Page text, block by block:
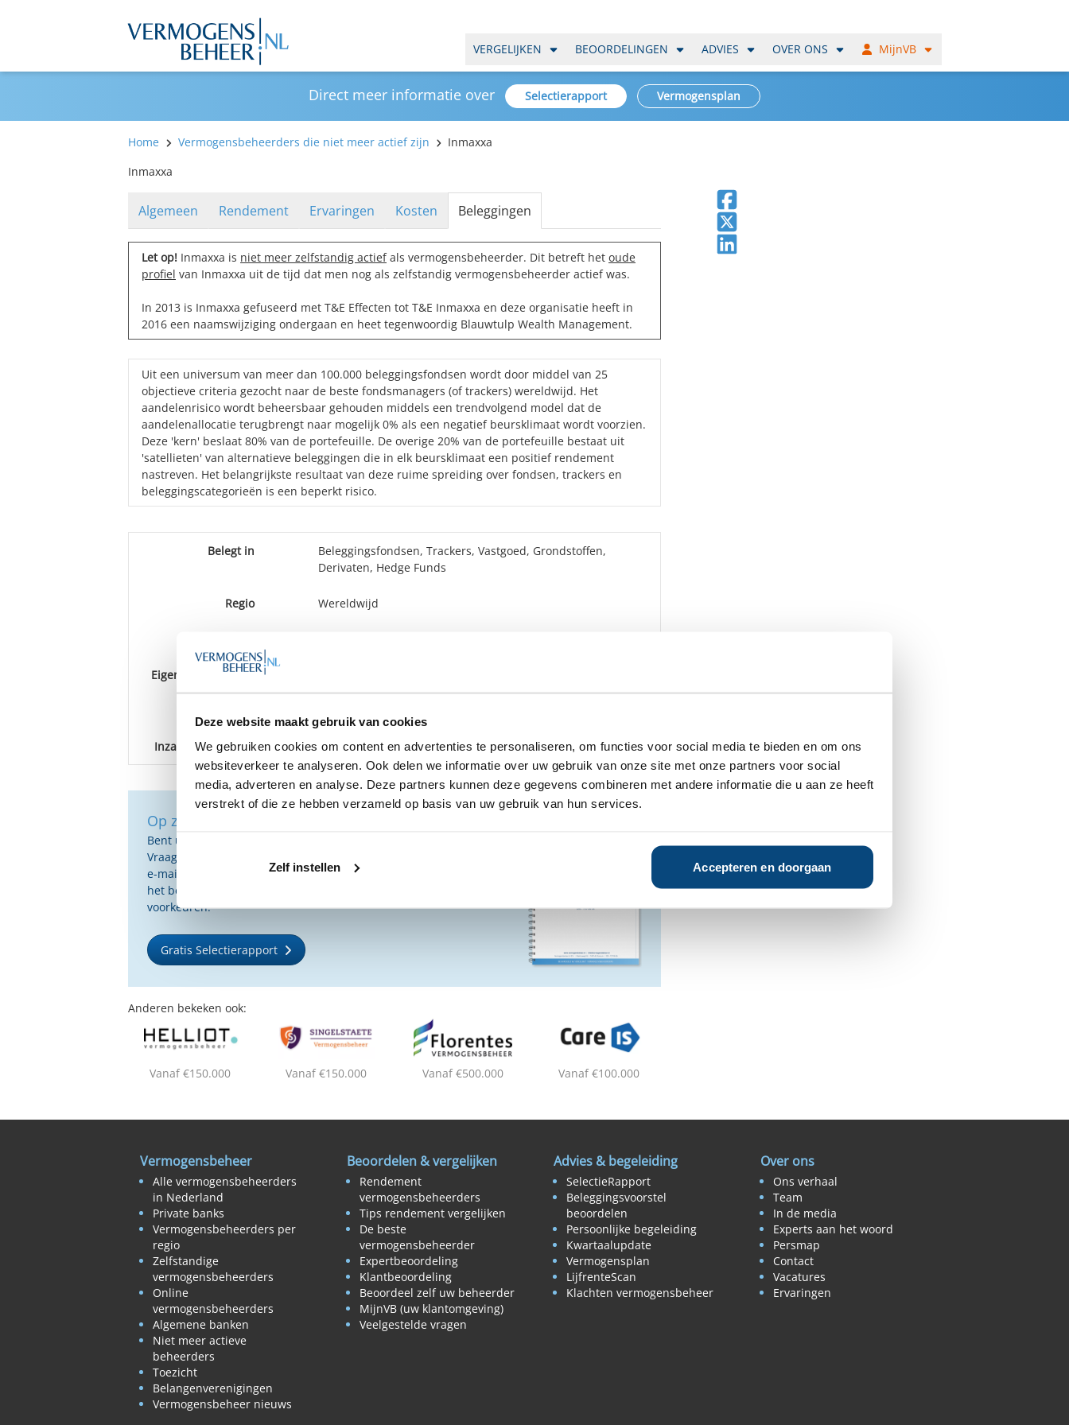
Deze website maakt gebruik van cookies
We gebruiken cookies om content en advertenties te personaliseren, om functies voor social media te bieden en om ons
websiteverkeer te analyseren. Ook delen we informatie over uw gebruik van onze site met onze partners voor social
media, adverteren en analyse. Deze partners kunnen deze gegevens combineren met andere informatie die u aan ze heeft
verstrekt of die ze hebben verzameld op basis van uw gebruik van hun services.
Zelf instellen Accepteren en doorgaan
VERGELIJKEN BEOORDELINGEN ADVIES OVER ONS MijnVB
Direct meer informatie over Selectierapport Vermogensplan
Home Vermogensbeheerders die niet meer actief zijn
Inmaxxa
Inmaxxa
Algemeen Rendement Ervaringen Kosten Beleggingen
Let op! Inmaxxa is niet meer zelfstandig actiefals vermogensbeheerder. Dit betreft het oude
profiel van Inmaxxa uit de tijd dat men nog als zelfstandig vermogensbeheerder actief was.
In 2013 is Inmaxxa gefuseerd met T&E Effecten tot T&E Inmaxxa en deze organisatie heeft in
2016 een naamswijziging ondergaan en heet tegenwoordig Blauwtulp Wealth Management.
Uit een universum van meer dan 100.000 beleggingsfondsen wordt door middel van 25
objectieve criteria gezocht naar de beste fondsmanagers (of trackers) wereldwijd. Het
aandelenrisico wordt beheersbaar gehouden middels een trendvolgend model dat de
aandelenallocatie terugbrengt naar mogelijk 0% als een negatief beursklimaat wordt voorzien.
Deze 'kern' beslaat 80% van de portefeuille. De overige 20% van de portefeuille bestaat uit
'satellieten' van alternatieve beleggingen die in elk beursklimaat een positief rendement
nastreven. Het belangrijkste resultaat van deze ruime spreiding over fondsen, trackers en
beleggingscategorieën is een beperkt risico.
Belegt in
Beleggingsfondsen, Trackers, Vastgoed, Grondstoffen,
Derivaten, Hedge Funds
Regio Wereldwijd
Eigen wensen klant
Inzage portefeuille Online inzage 24/7.
Op zoek naar de beste vermogensbeheerder?
Bent u op zoek naar de voor u beste vermogensbeheerder?
Vraag dan gratis en geheel vrijblijvend een SelectieRapport aan. Per
e-mail ontvangt u een selectie van goede vermogensbeheerders die
het beste passen bij uw persoonlijke situatie, wensen en
voorkeuren.
Gratis Selectierapport
Anderen bekeken ook:
Vanaf €150.000 Vanaf €150.000 Vanaf €500.000 Vanaf €100.000
Deel op Facebook
Deel op X
Deel op LinkedIn
Vermogensbeheer
Alle vermogensbeheerders
in Nederland
Private banks
Vermogensbeheerders per
regio
Zelfstandige
vermogensbeheerders
Online
vermogensbeheerders
Algemene banken
Niet meer actieve
beheerders
Toezicht
Belangenverenigingen
Vermogensbeheer nieuws
Beoordelen & vergelijken
Rendement
vermogensbeheerders
Tips rendement vergelijken
De beste
vermogensbeheerder
Expertbeoordeling
Klantbeoordeling
Beoordeel zelf uw beheerder
MijnVB (uw klantomgeving)
Veelgestelde vragen
Advies & begeleiding
SelectieRapport
Beleggingsvoorstel
beoordelen
Persoonlijke begeleiding
Kwartaalupdate
Vermogensplan
LijfrenteScan
Klachten vermogensbeheer
Over ons
Ons verhaal
Team
In de media
Experts aan het woord
Persmap
Contact
Vacatures
Ervaringen